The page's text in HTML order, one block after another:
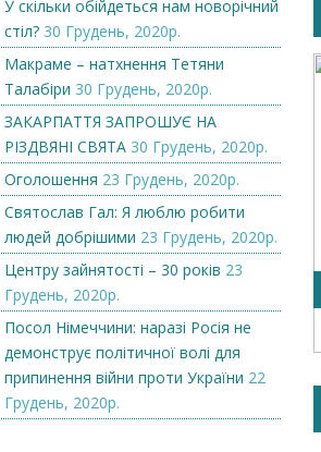
У скільки обійдеться нам новорічний
стіл? 30 Грудень, 2020р.
Макраме – натхнення Тетяни
Талабіри 30 Грудень, 2020р.
ЗАКАРПАТТЯ ЗАПРОШУЄ НА
РІЗДВЯНІ СВЯТА 30 Грудень, 2020р.
Оголошення 23 Грудень, 2020р.
Святослав Гал: Я люблю робити
людей добрішими 23 Грудень, 2020р.
Центру зайнятості – 30 років 23
Грудень, 2020р.
Посол Німеччини: наразі Росія не
демонструє політичної волі для
припинення війни проти України 22
Грудень, 2020р.
Викупимо бруньки чорної
смородини...